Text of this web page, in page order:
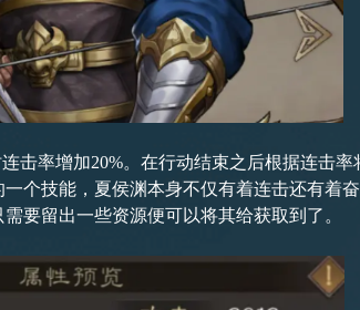
击率增加20%。在行动结束之后根据连击
个技能，夏侯渊本身不仅有着连击还有着
要留出一些资源便可以将其给获取到了。